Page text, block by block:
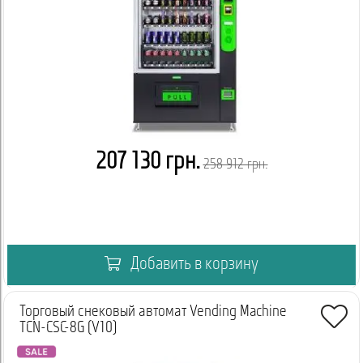
880 × 1940 × 790 мм
есть
банках, фасованных продуктов
Купить комбинированный снековый автомат TCN-CSC-8G(V10) в Украине
постоянным потоком покупателей.
Обратитесь к менеджеру EasyVending, чтобы уточнить
комплектацию, условия доставки, наличие и возможность
подбора платежных систем для вашей локации.
207 130 грн. 258 912 грн.
Добавить в корзину
Торговый снековый автомат Vending Machine
TCN-CSC-8G (V10)